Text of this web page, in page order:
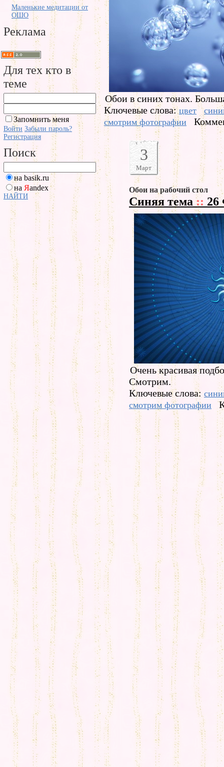
Маленькие медитации от
ОШО
Реклама
Для тех кто в
теме
Запомнить меня
Войти Забыли пароль?
Регистрация
Поиск
на basik.ru
на Яandex
НАЙТИ
Обои в синих тонах.
Ключевые слова:цвет
смотрим фотографии
3
Март
Обои на рабочий стол
Синяя тема:: 26
Очень красивая
Смотрим.
Ключевые слова:
смотрим фотографии